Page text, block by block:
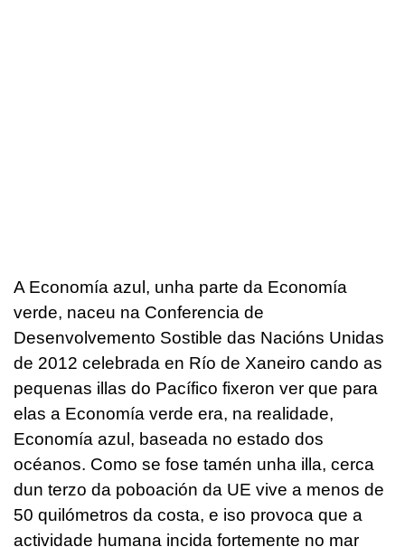
A Economía azul, unha parte da Economía
verde, naceu na Conferencia de
Desenvolvemento Sostible das Nacións Unidas
de 2012 celebrada en Río de Xaneiro cando as
pequenas illas do Pacífico fixeron ver que para
elas a Economía verde era, na realidade,
Economía azul, baseada no estado dos
océanos. Como se fose tamén unha illa, cerca
dun terzo da poboación da UE vive a menos de
50 quilómetros da costa, e iso provoca que a
actividade humana incida fortemente no mar